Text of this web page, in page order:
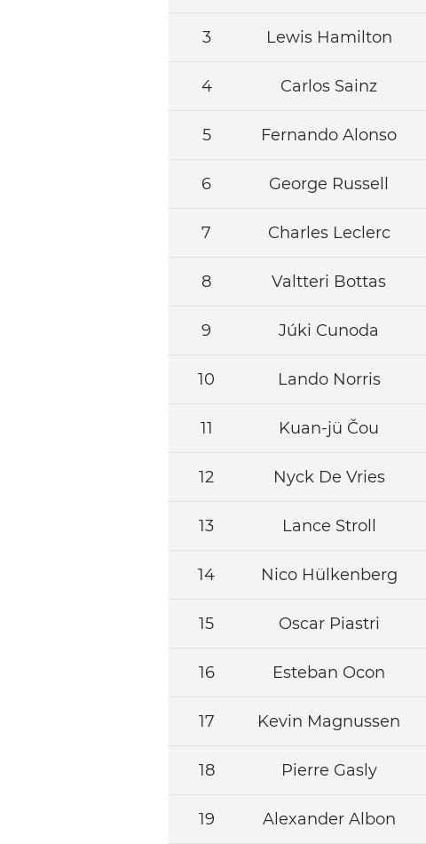
3 Lewis Hamilton
4 Carlos Sainz
5 Fernando Alonso
6 George Russell
7 Charles Leclerc
8 Valtteri Bottas
9 Júki Cunoda
10 Lando Norris
11 Kuan-jü Čou
12 Nyck De Vries
13 Lance Stroll
14 Nico Hülkenberg
15 Oscar Piastri
16 Esteban Ocon
17 Kevin Magnussen
18 Pierre Gasly
19 Alexander Albon